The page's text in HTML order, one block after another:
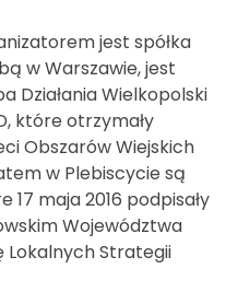
jest spółka
w Warszawie, jest
Działania Wielkopolski
które otrzymały
Obszarów Wiejskich
w Plebiscycie są
17 maja 2016 podpisały
Województwa
Lokalnych Strategii